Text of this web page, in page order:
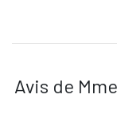
Avis de